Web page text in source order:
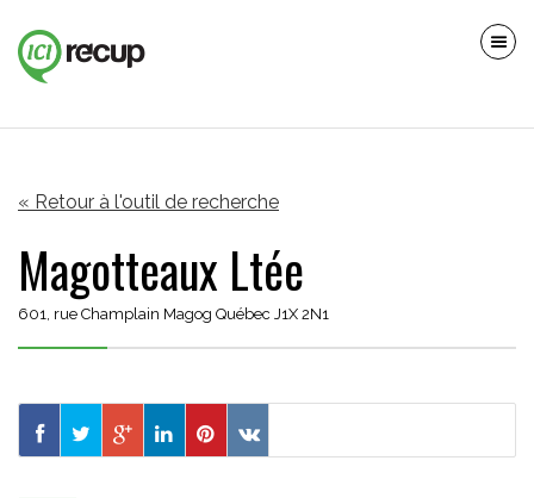
« Retour à l'outil de recherche
Magotteaux Ltée
601, rue Champlain Magog Québec J1X 2N1